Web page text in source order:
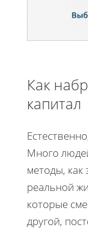
Как
капитал
Много
методы, как
реальной
которые
другой,